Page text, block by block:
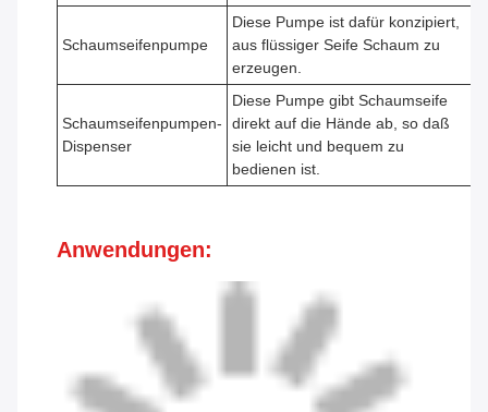
Schaumseifenpumpe
Diese Pumpe ist dafür konzipiert,
aus flüssiger Seife Schaum zu
erzeugen.
Schaumseifenpumpen-
Dispenser
Diese Pumpe gibt Schaumseife
direkt auf die Hände ab, so daß
sie leicht und bequem zu
bedienen ist.
Anwendungen: